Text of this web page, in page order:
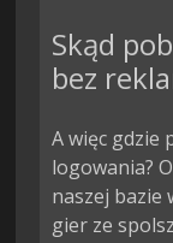
Skąd
bez
A więc gdzie
logowania?
naszej bazie
gier ze